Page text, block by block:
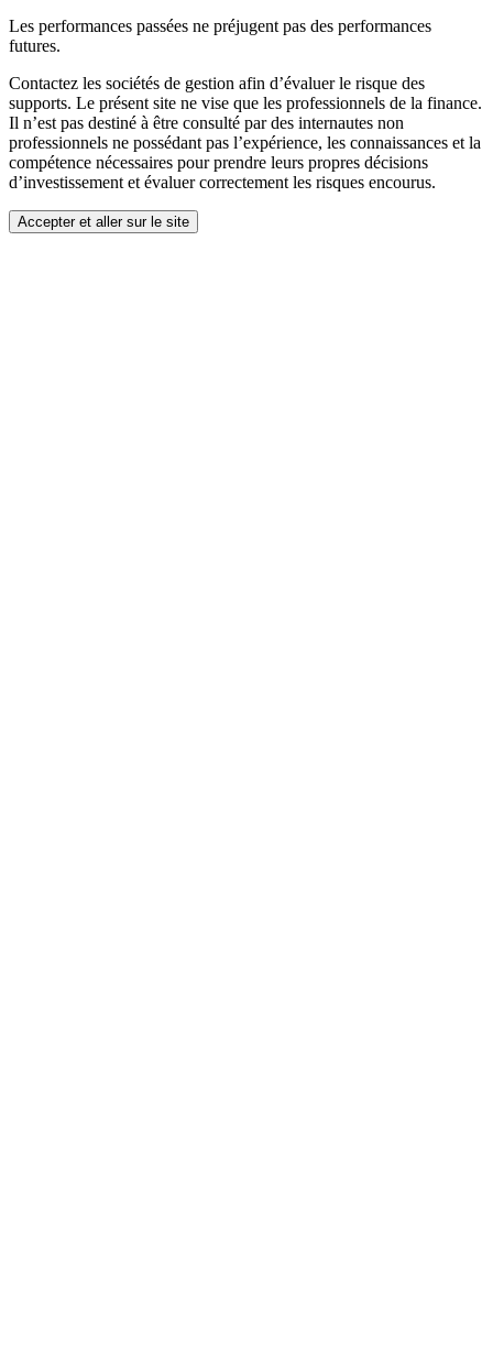
Les performances passées ne préjugent pas des performances
futures.
Contactez les sociétés de gestion afin d’évaluer le risque des
supports. Le présent site ne vise que les professionnels de la finance.
Il n’est pas destiné à être consulté par des internautes non
professionnels ne possédant pas l’expérience, les connaissances et la
compétence nécessaires pour prendre leurs propres décisions
d’investissement et évaluer correctement les risques encourus.
Accepter et aller sur le site